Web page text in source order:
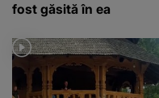
fost găsită în ea